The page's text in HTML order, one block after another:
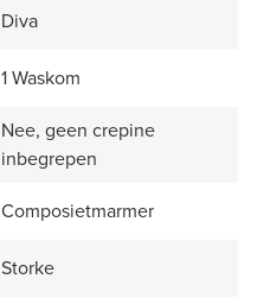
Diva
1 Waskom
Nee, geen crepine
inbegrepen
Composietmarmer
Storke